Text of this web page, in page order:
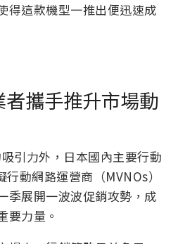
得這款機型一推出便迅速成
攜手推升市場動
引力外，日本國內主要行動
動網路運營商（MVNOs）
季展開一波波促銷攻勢，成
要力量。